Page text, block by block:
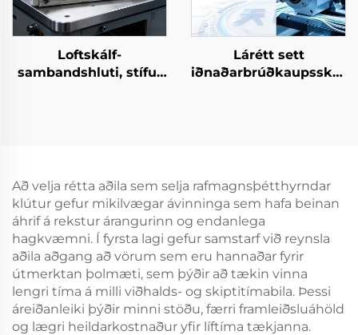
Loftskálf-
sambandshluti, stífur
Lárétt sett
iðnaðarbrúðkaupsskífa,
Að velja rétta aðila sem selja rafmagnsþétthyrndar
klútur gefur mikilvægar ávinninga sem hafa beinan
áhrif á rekstur árangurinn og endanlega
hagkvæmni. Í fyrsta lagi gefur samstarf við reynsla
aðila aðgang að vörum sem eru hannaðar fyrir
útmerktan þolmæti, sem þýðir að tækin vinna
lengri tíma á milli viðhalds- og skiptitímabila. Þessi
áreiðanleiki þýðir minni stöðu, færri framleiðsluáhöld
og lægri heildarkostnaður yfir líftíma tækjanna.